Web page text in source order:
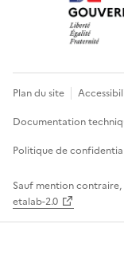
Plan du site
Documentation
Politique de
Sauf mention contraire,
etalab-2.0